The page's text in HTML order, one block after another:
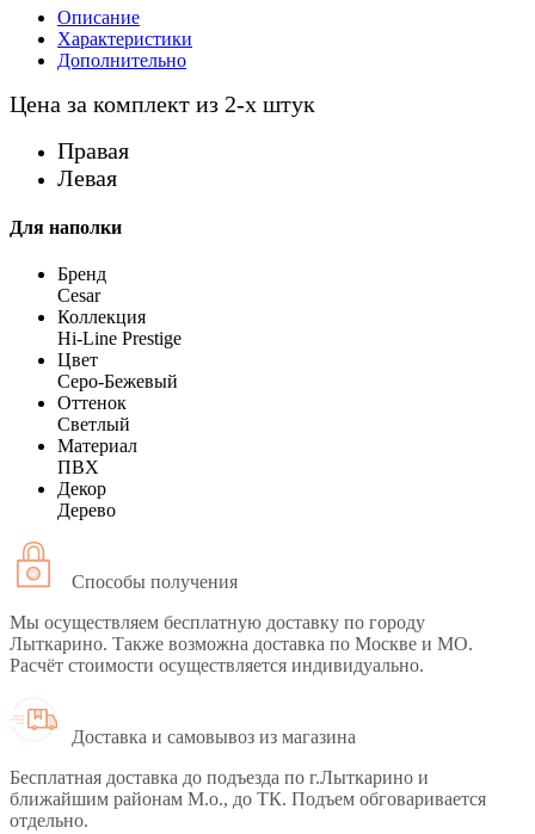
Описание
Характеристики
Дополнительно
Цена за комплект из 2-х штук
Правая
Левая
Для наполки
Бренд
Cesar
Коллекция
Hi-Line Prestige
Цвет
Серо-Бежевый
Оттенок
Светлый
Материал
ПВХ
Декор
Дерево
Способы получения
Мы осуществляем бесплатную доставку по городу
Лыткарино. Также возможна доставка по Москве и МО.
Расчёт стоимости осуществляется индивидуально.
Доставка и самовывоз из магазина
Бесплатная доставка до подъезда по г.Лыткарино и
ближайшим районам М.о., до ТК. Подъем обговаривается
отдельно.